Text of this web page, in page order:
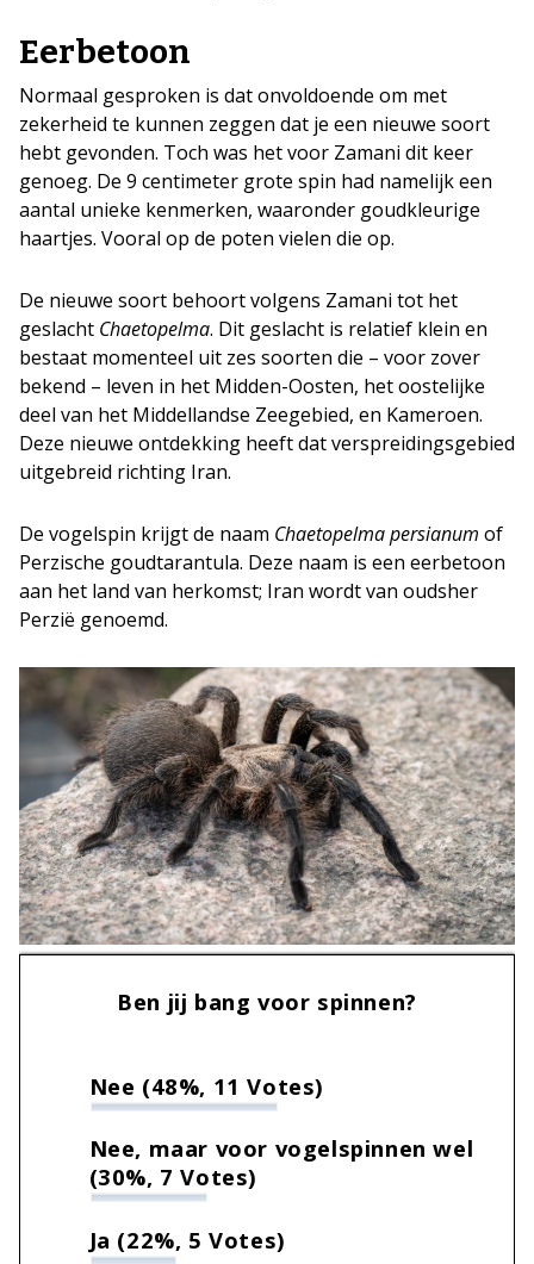
Eerbetoon
Normaal gesproken is dat onvoldoende om met
zekerheid te kunnen zeggen dat je een nieuwe soort
hebt gevonden. Toch was het voor Zamani dit keer
genoeg. De 9 centimeter grote spin had namelijk een
aantal unieke kenmerken, waaronder goudkleurige
haartjes. Vooral op de poten vielen die op.
De nieuwe soort behoort volgens Zamani tot het
geslacht Chaetopelma. Dit geslacht is relatief klein en
bestaat momenteel uit zes soorten die – voor zover
bekend – leven in het Midden-Oosten, het oostelijke
deel van het Middellandse Zeegebied, en Kameroen.
Deze nieuwe ontdekking heeft dat verspreidingsgebied
uitgebreid richting Iran.
De vogelspin krijgt de naam Chaetopelma persianum of
Perzische goudtarantula. Deze naam is een eerbetoon
aan het land van herkomst; Iran wordt van oudsher
Perzië genoemd.
Ben jij bang voor spinnen?
Nee (48%, 11 Votes)
Nee, maar voor vogelspinnen wel
(30%, 7 Votes)
Ja (22%, 5 Votes)